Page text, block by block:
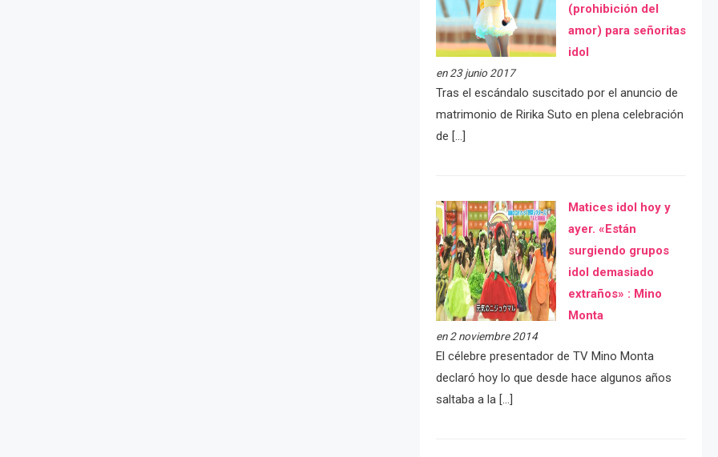
(prohibición del
amor) para señoritas
idol
en 23 junio 2017
Tras el escándalo suscitado por el anuncio de
matrimonio de Ririka Suto en plena celebración
de […]
Matices idol hoy y
ayer. «Están
surgiendo grupos
idol demasiado
extraños» : Mino
Monta
en 2 noviembre 2014
El célebre presentador de TV Mino Monta
declaró hoy lo que desde hace algunos años
saltaba a la […]